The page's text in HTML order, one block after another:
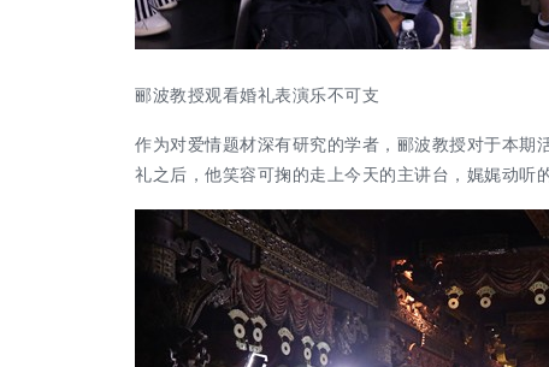
郦波教授观看婚礼表演乐不可支
作为对爱情题材深有研究的学者，郦波教授对于本期
礼之后，他笑容可掬的走上今天的主讲台，娓娓动听